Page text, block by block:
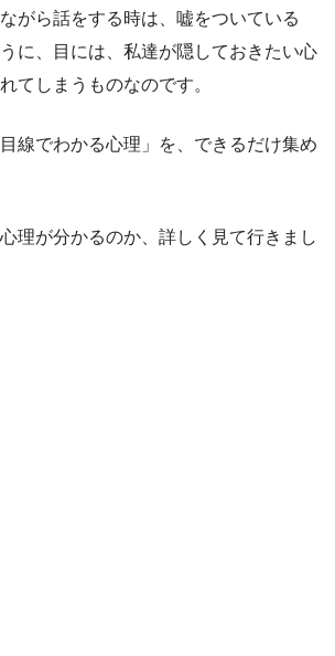
がら話をする時は、嘘をついている
に、目には、私達が隠しておきたい心
てしまうものなのです。
線でわかる心理」を、できるだけ集め
理が分かるのか、詳しく見て行きまし